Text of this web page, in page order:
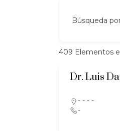
Búsqueda
409 Elementos
Dr. Luis
- - - -
-